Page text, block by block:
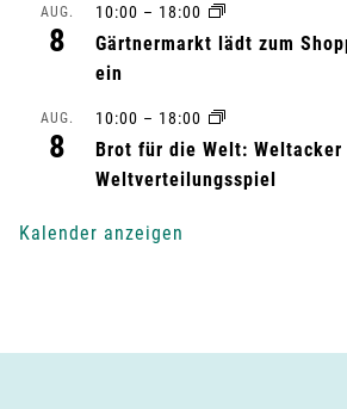
a
AUG.
8
10:00 – 18:00
Gärtnermarkt lädt zum
ein
AUG.
8
10:00 – 18:00
Brot für die Welt: Weltacker
Weltverteilungsspiel
Kalender anzeigen